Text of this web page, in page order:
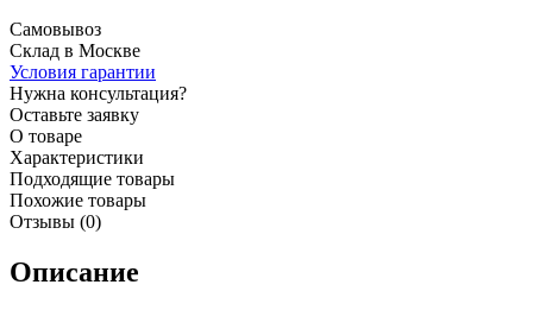
Самовывоз
Склад в Москве
Условия гарантии
Нужна консультация?
Оставьте заявку
О товаре
Характеристики
Подходящие товары
Похожие товары
Отзывы (0)
Описание